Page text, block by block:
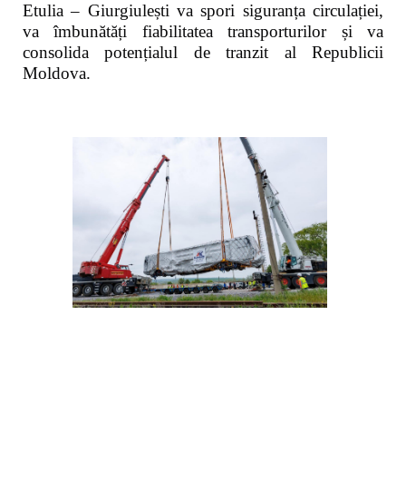
Etulia – Giurgiulești va spori siguranța circulației,
va îmbunătăți fiabilitatea transporturilor și va
consolida potențialul de tranzit al Republicii
Moldova.